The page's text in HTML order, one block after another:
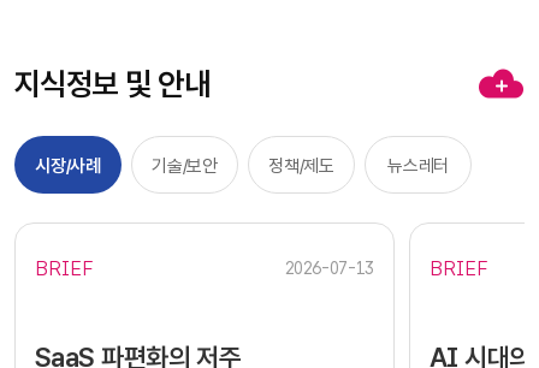
지식정보 및 안내
시장/사례 기술/보안 정책/제도 뉴스레터
BRIEF 2026-07-13
SaaS 파편화의 저주
BRIEF
AI 시대의